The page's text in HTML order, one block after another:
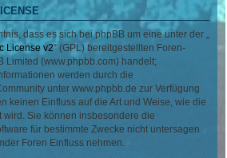
dass es sich bei phpBB um eine unter der „
License v2“ (GPL) bereitgestellten Foren-
Limited (www.phpbb.com) handelt;
werden durch die
unter www.phpbb.de zur Verfügung
keinen Einfluss auf die Art und Weise, wie die
wird. Sie können insbesondere die
für bestimmte Zwecke nicht untersagen
Foren Einfluss nehmen.